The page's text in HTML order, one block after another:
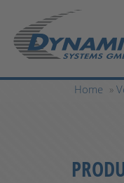
Home »